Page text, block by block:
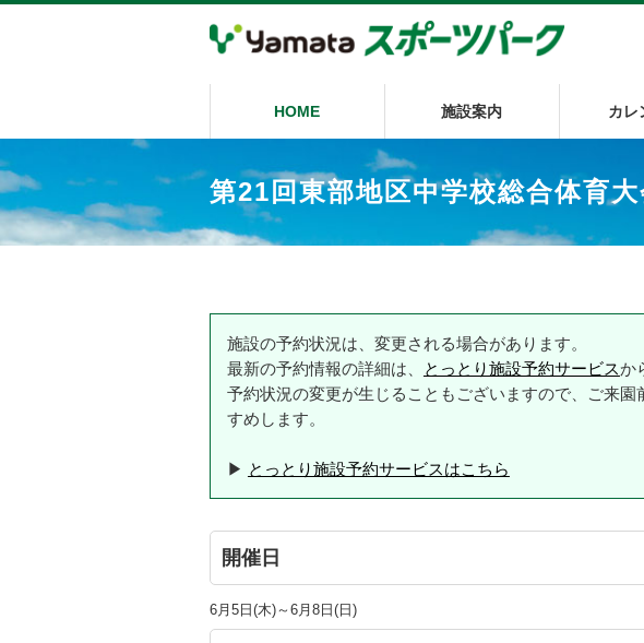
HOME 施設案内 カレ
第21回東部地区中学校総合体
施設の予約状況は、変更される場合があります。
最新の予約情報の詳細は、
とっとり施設予約サービスか
予約状況の変更が生じることもございますので、ご来園
すめします。
▶ とっとり施設予約サービスはこちら
開催日
6月5日(木)～6月8日(日)